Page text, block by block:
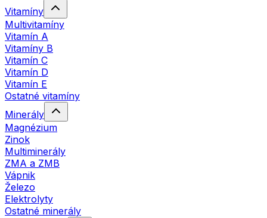
Vitamíny
Multivitamíny
Vitamín A
Vitamíny B
Vitamín C
Vitamín D
Vitamín E
Ostatné vitamíny
Minerály
Magnézium
Zinok
Multiminerály
ZMA a ZMB
Vápnik
Železo
Elektrolyty
Ostatné minerály